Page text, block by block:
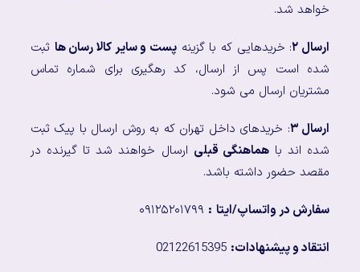
خواهد شد.
ارسال ۲ : خریدهایی که با گزینه پست و سایر کالا رسان ها ثبت
شده است پس از ارسال، کد رهگیری برای شماره تماس
مشتریان ارسال می شود.
ارسال ۳
: خریدهای داخل تهران که به روش ارسال با پیک ثبت
شده اند باهماهنگی قبلی ارسال خواهند شد تا گیرنده در
مقصد حضور داشته باشد.
سفارش در واتساپ/ایتا :
انتقاد و پیشنهادات: